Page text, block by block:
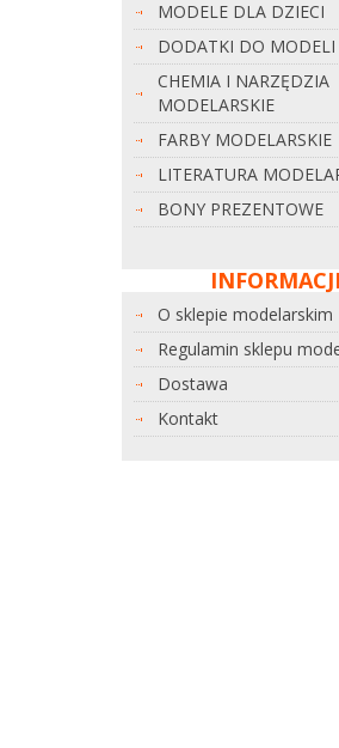
MODELE DLA DZIECI
DODATKI DO MODELI
CHEMIA I NARZĘDZIA
MODELARSKIE
FARBY MODELARSKIE
LITERATURA
BONY PREZENTOWE
O sklepie modelarskim
Regulamin sklepu
Dostawa
Kontakt